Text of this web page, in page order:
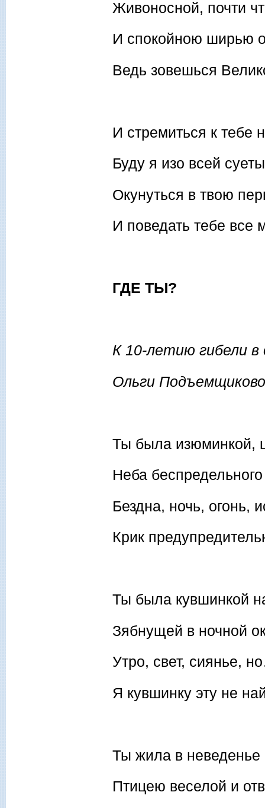
Живоносной, почти
И спокойною ширью
Ведь зовешься
И стремиться к тебе
Буду я изо всей
Окунуться в твою
И поведать тебе все
ГДЕ ТЫ?
К 10-летию гибели в
Ольги
Ты была изюминкой,
Неба
Бездна, ночь, огонь,
Крик
Ты была кувшинкой
Зябнущей в ночной
Утро, свет, сиянье,
Я кувшинку эту не
Ты жила в неведенье
Птицею веселой и